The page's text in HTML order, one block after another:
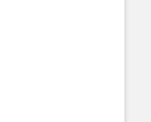
b/
in/gigi-